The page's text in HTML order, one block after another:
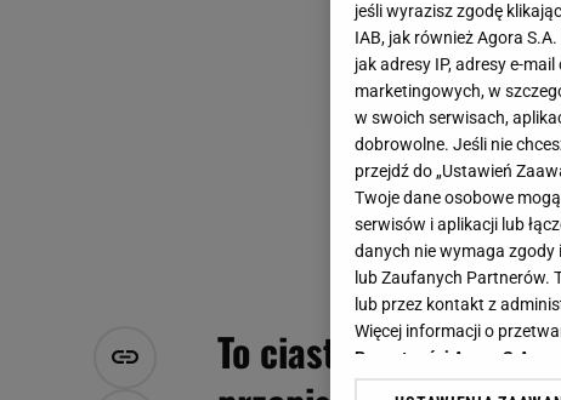
To ciasto najlepsze
jeśli wyrazisz zgodę
IAB, jak również Agora
jak adresy IP, adresy e-
marketingowych, w
w swoich serwisach,
dobrowolne. Jeśli nie
przejdź do „Ustawień
Twoje dane osobowe
serwisów i aplikacji lub
danych nie wymaga zgody
lub Zaufanych Partnerów.
lub przez kontakt z
Więcej informacji o
Prywatności Agora S.A.